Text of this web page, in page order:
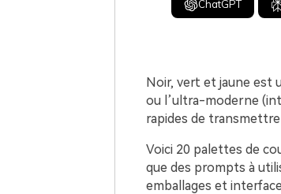
ChatGPT
Noir, vert et jaune est
ou l’ultra-moderne
rapides de
Voici 20 palettes de
que des prompts à
emballages et